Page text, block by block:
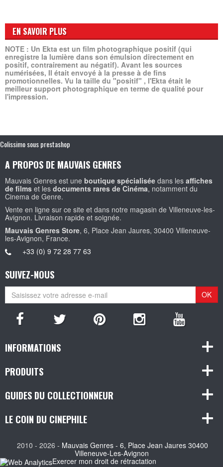
EN SAVOIR PLUS
NOTE : Un Ekta est un film photographique positif (qui
enregistre la lumière dans son émulsion directement en
positif, contrairement au négatif). Avant les sources
numérisées, Il était envoyé à la presse à de fins
promotionnelles. Vu la taille du "positif" , l'Ekta était le
meilleur support photographique en terme de qualité pour
l'impression.
Colissimo sous prestashop
A PROPOS DE MAUVAIS GENRES
Mauvais Genres est une boutique spécialisée dans les affiches
de films et les documents rares de Cinéma, notamment du
Cinema de Genre.
Vente en ligne sur ce site et dans notre magasin de Villeneuve-les-
Avignon. Livraison rapide et soignée.
Mauvais Genres Store, 6, Place Jean Jaures, 30400 Villeneuve-
les-Avignon, France.
+33 (0) 9 72 28 77 63
SUIVEZ-NOUS
OK
INFORMATIONS
PRODUITS
GUIDES DU COLLECTIONNEUR
LE COIN DU CINEPHILE
2010 - 2026 - Mauvais Genres - 6, Place Jean Jaures 30400
Villeneuve-Les-Avignon
Exercer mon droit de rétractation